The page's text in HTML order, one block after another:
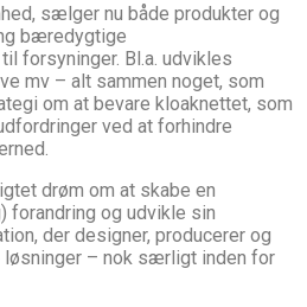
sælger nu både produkter og
bæredygtige
forsyninger. Bl.a. udvikles
mv – alt sammen noget, som
om at bevare kloaknettet, som
ved at forhindre
drøm om at skabe en
og udvikle sin
der designer, producerer og
– nok særligt inden for